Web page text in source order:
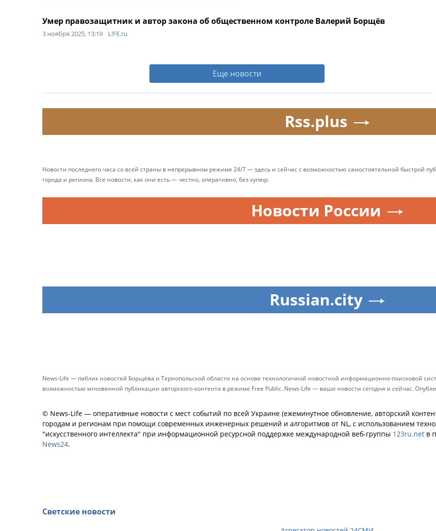
Умер правозащитник и автор закона об общественном контроле Валерий Борщёв
3 ноября 2025, 13:19 L!FE.ru
Еще новости
Rss.plus
Новости последнего часа со всей страны в непрерывном режиме 24/7 — здесь и сейчас с возможностью самостоятельной быстрой
города и региона. Все новости, как они есть — честно, оперативно, без купюр.
Новости России
Russian.city
News-Life — паблик новостей Борщёва и Тернопольской области на основе технологичной новостной информационно-поисковой
возможностью мгновенной публикации авторского контента в режиме Free Public. News-Life — ваши новости сегодня и сейчас.
© News-Life — оперативные новости с мест событий по всей Украине (ежеминутное обновление, авторский
городам и регионам при помощи современных инженерных решений и алгоритмов от NL, с использованием
"искусственного интеллекта" при информационной ресурсной поддержке международной веб-группы 123ru.net в
News24.
Светские новости